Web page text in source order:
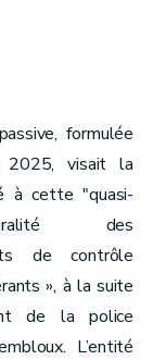
formulée
2025, visait la
à cette "quasi-
des
de contrôle
», à la suite
de la police
L’entité